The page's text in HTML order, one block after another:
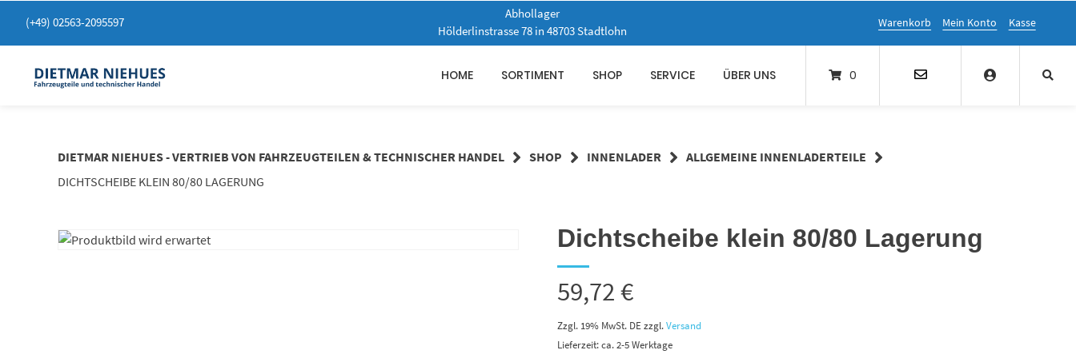
zum
(+49) 02563-2095597
Abhollager
Hölderlinstrasse 78 in 48703 Stadtlohn
Warenkorb Mein Konto Kasse
HOME SORTIMENT SHOP SERVICE ÜBER UNS 0
DIETMAR NIEHUES - VERTRIEB VON FAHRZEUGTEILEN & TECHNISCHER HANDEL SHOP INNENLADER
ALLGEMEINE INNENLADERTEILE
DICHTSCHEIBE KLEIN 80/80 LAGERUNG
Dichtscheibe klein 80/80 Lagerung
59,72€
Zzgl. 19% MwSt. DE zzgl.Versand
Lieferzeit: ca. 2-5 Werktage